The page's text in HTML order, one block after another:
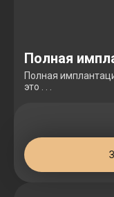
Полная
Полная
это . . .